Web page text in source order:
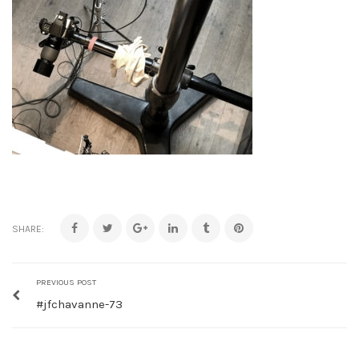
SHARE:
PREVIOUS POST
#jfchavanne-73